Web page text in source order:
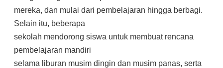
mereka, dan mulai dari pembelajaran hingga berbagi.
Selain itu, beberapa
sekolah mendorong siswa untuk membuat rencana
pembelajaran mandiri
selama liburan musim dingin dan musim panas, serta